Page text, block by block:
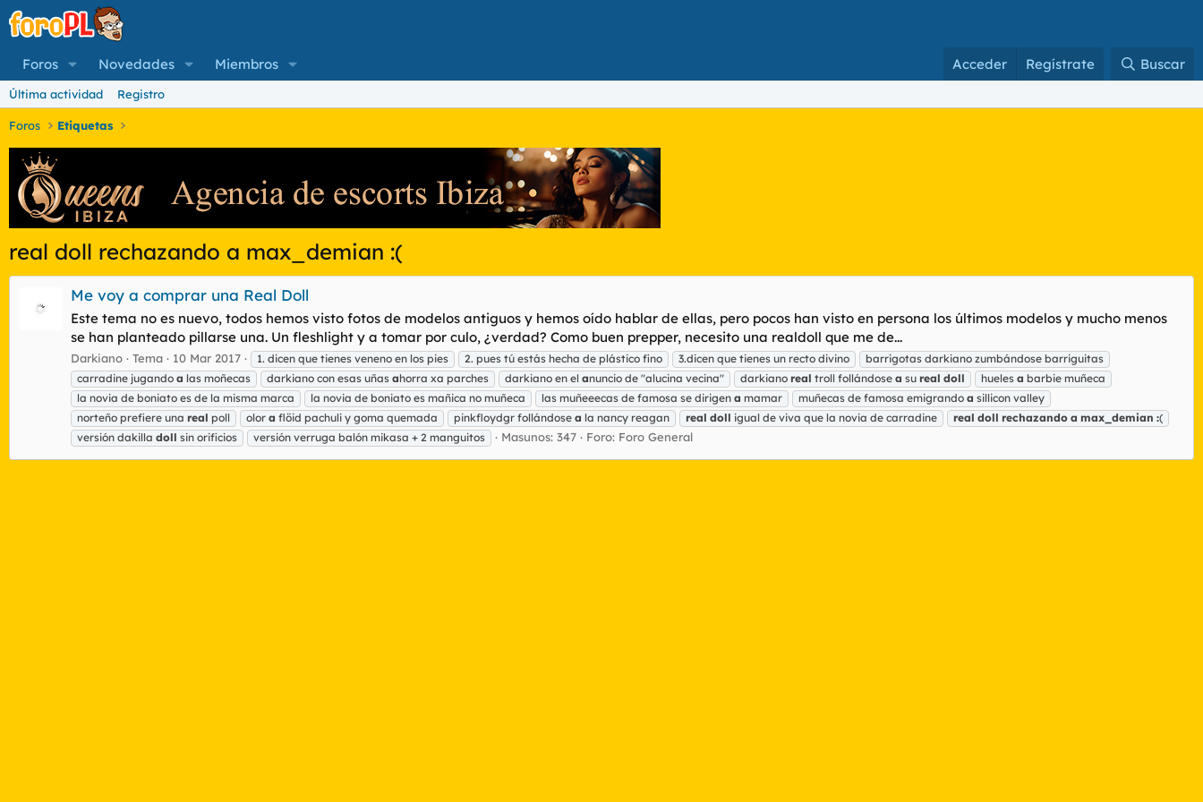
Foros Novedades Miembros Acceder Regístrate Buscar
Última actividad Registro
Foros Etiquetas
real doll rechazando a max_demian :(
Me voy a comprar una Real Doll
Este tema no es nuevo, todos hemos visto fotos de modelos antiguos y hemos oído hablar de ellas, pero pocos han visto en persona los últimos modelos y mucho menos
se han planteado pillarse una. Un fleshlight y a tomar por culo, ¿verdad? Como buen prepper, necesito una realdoll que me de...
Darkiano Tema 10 Mar 2017 1. dicen que tienes veneno en los pies 2. pues tú estás hecha de plástico fino 3.dicen que tienes un recto divino
barrigotas darkiano zumbándose barriguitas
carradine jugando a las moñecas darkiano con esas uñas ahorra xa parches darkiano en el anuncio de "alucina vecina" darkiano real troll follándose a su real doll hueles a barbie muñeca
la novia de boniato es de la misma marca
la novia de boniato es mañica no muñeca las muñeeecas de famosa se dirigen a mamar muñecas de famosa emigrando a sillicon valley
norteño prefiere una real poll olor a flöid pachuli y goma quemada pinkfloydgr follándose a la nancy reagan real doll igual de viva que la novia de carradine real doll rechazando a max_demian :(
versión dakilla doll sin orificios versión verruga balón mikasa + 2 manguitos Masunos: 347 Foro: Foro General